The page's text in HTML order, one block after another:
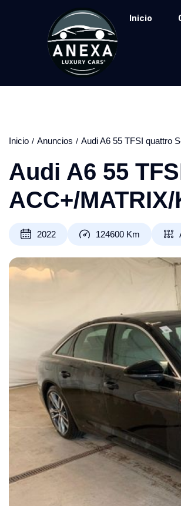
Inicio
Inicio Anuncios Audi A6 55 TFSI quattro
Audi A6 55
ACC+/
2022 124600 Km